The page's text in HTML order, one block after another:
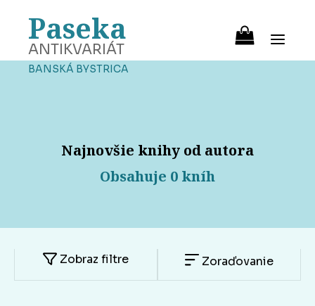
Paseka
ANTIKVARIÁT
BANSKÁ BYSTRICA
Najnovšie knihy od autora
Obsahuje 0 kníh
Zobraz filtre Zoraďovanie